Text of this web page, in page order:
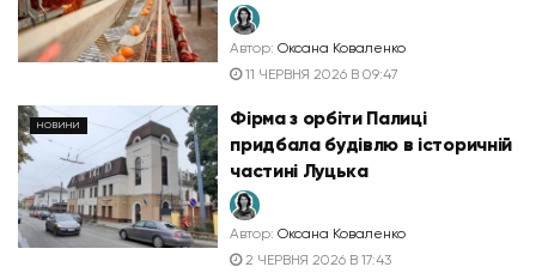
Автор: Оксана Коваленко
11 ЧЕРВНЯ 2026 В 09:47
НОВИНИ
Фірма з орбіти Палиці
придбала будівлю в історичній
частині Луцька
Автор: Оксана Коваленко
2 ЧЕРВНЯ 2026 В 17:43